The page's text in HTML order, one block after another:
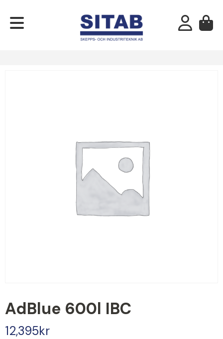
AdBlue 600l IBC
12,395kr